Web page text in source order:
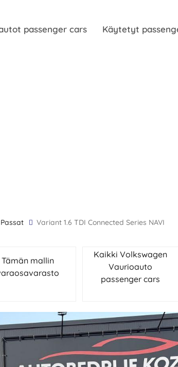
passenger cars Käytetyt
Passat Variant 1.6 TDI Connected Series NAVI
Tämän mallin
Kaikki Volkswagen
Vaurioauto
passenger cars